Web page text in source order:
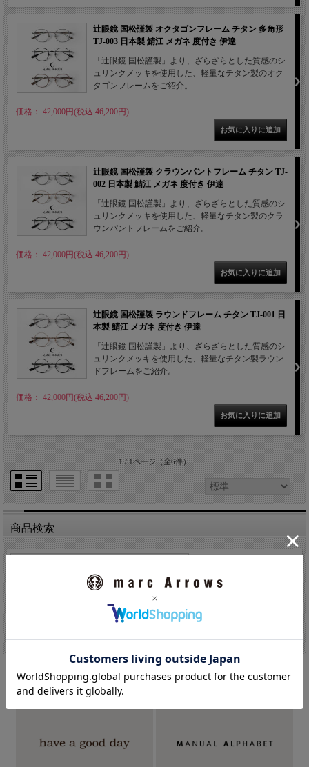
辻眼鏡 国松謹製 オクタゴンフレーム チタン 多角形
TJ-003 日本製 鯖江 メガネ 度付き 伊達
「辻眼鏡 国松謹製」より、ざらざらとした質感のシ
ュリンクメッキを使用した、軽量なチタン製のオク
タゴンフレームをご紹介。
価格： 42,000円(税込 46,200円)
辻眼鏡 国松謹製 クラウンパントフレーム チタン TJ-
002 日本製 鯖江 メガネ 度付き 伊達
「辻眼鏡 国松謹製」より、ざらざらとした質感のシ
ュリンクメッキを使用した、軽量なチタン製のクラ
ウンパントフレームをご紹介。
価格： 42,000円(税込 46,200円)
辻眼鏡 国松謹製 ラウンドフレーム チタン TJ-001 日
本製 鯖江 メガネ 度付き 伊達
「辻眼鏡 国松謹製」より、ざらざらとした質感のシ
ュリンクメッキを使用した、軽量なチタン製ラウン
ドフレームをご紹介。
価格： 42,000円(税込 46,200円)
1 / 1ページ（全6件）
商品検索
PICK UP BRAND